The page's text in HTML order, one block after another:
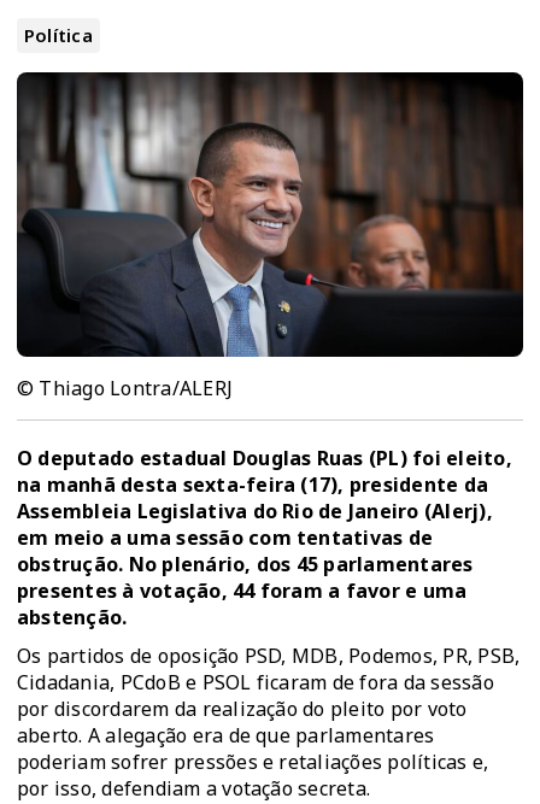
Política
© Thiago Lontra/ALERJ
O deputado estadual Douglas Ruas (PL) foi eleito,
na manhã desta sexta-feira (17), presidente da
Assembleia Legislativa do Rio de Janeiro (Alerj),
em meio a uma sessão com tentativas de
obstrução. No plenário, dos 45 parlamentares
presentes à votação, 44 foram a favor e uma
abstenção.
Os partidos de oposição PSD, MDB, Podemos, PR, PSB,
Cidadania, PCdoB e PSOL ficaram de fora da sessão
por discordarem da realização do pleito por voto
aberto. A alegação era de que parlamentares
poderiam sofrer pressões e retaliações políticas e,
por isso, defendiam a votação secreta.